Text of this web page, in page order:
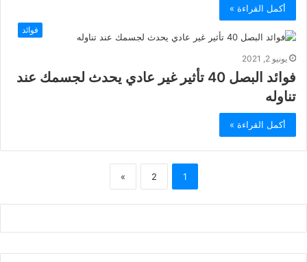
أكمل القراءة »
فوائد
يونيو 2, 2021
فوائد البصل 40 تأثير غير عادي يحدث لجسمك عند
تناوله
أكمل القراءة »
1
2
»